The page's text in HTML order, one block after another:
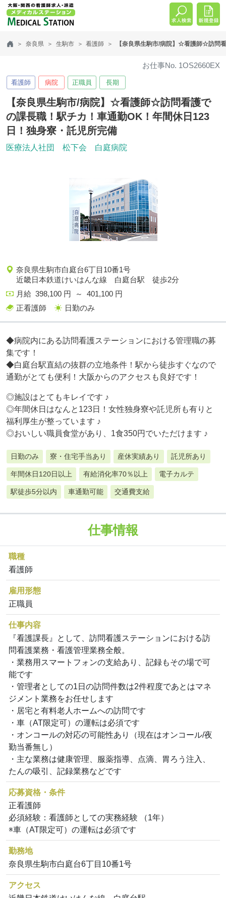
奈良県 生駒市 看護師 【奈良県生駒市/病院】☆看護師☆訪問
お仕事No. 1OS2660EX
看護師 病院 正職員 長期
【奈良県生駒市/病院】☆看護師☆訪問看護で
の課長職！駅チカ！車通勤OK！年間休日123
日！独身寮・託児所完備
医療法人社団 松下会 白庭病院
奈良県生駒市白庭台6丁目10番1号
近畿日本鉄道けいはんな線 白庭台駅 徒歩2分
月給 398,100 円 ～ 401,100 円
正看護師
日勤のみ
◆病院内にある訪問看護ステーションにおける管理職の募
集です！
◆白庭台駅直結の抜群の立地条件！駅から徒歩すぐなので
通勤がとても便利！大阪からのアクセスも良好です！
◎施設はとてもキレイです ♪
◎年間休日はなんと123日！女性独身寮や託児所も有りと
福利厚生が整っています ♪
◎おいしい職員食堂があり、1食350円でいただけます ♪
日勤のみ 寮・住宅手当あり 産休実績あり 託児所あり
年間休日120日以上 有給消化率70％以上 電子カルテ
駅徒歩5分以内 車通勤可能 交通費支給
仕事情報
職種
看護師
雇用形態
正職員
仕事内容
『看護課長』として、訪問看護ステーションにおける訪
問看護業務・看護管理業務全般。
・業務用スマートフォンの支給あり、記録もその場で可
能です
・管理者としての1日の訪問件数は2件程度であとはマネ
ジメント業務をお任せします
・居宅と有料老人ホームへの訪問です
・車（AT限定可）の運転は必須です
・オンコールの対応の可能性あり（現在はオンコール/夜
勤当番無し）
・主な業務は健康管理、服薬指導、点滴、胃ろう注入、
たんの吸引、記録業務などです
応募資格・条件
正看護師
必須経験：看護師としての実務経験 （1年）
※車（AT限定可）の運転は必須です
勤務地
奈良県生駒市白庭台6丁目10番1号
アクセス